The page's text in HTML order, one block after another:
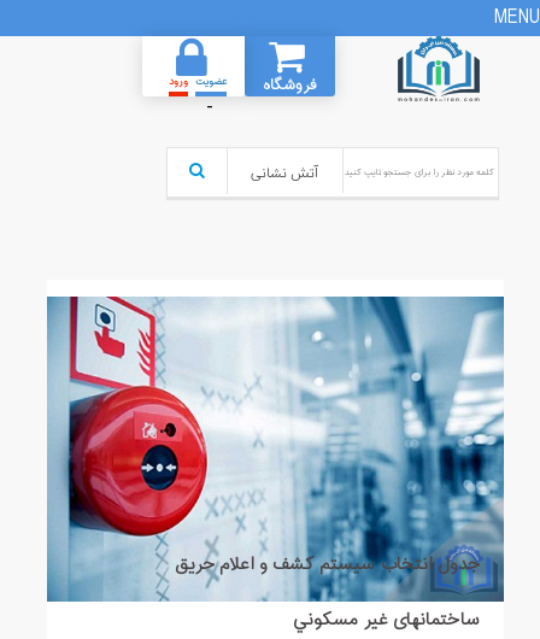
MENU
فروشگاه عضویت
-
ورود
ﺟﺪول اﻧﺘﺨﺎب سیستم ﻛﺸﻒ و اﻋﻼم ﺣﺮﯾﻖ
ﺳﺎﺧﺘﻤﺎﻧﮭﺎی ﻏﯿﺮ ﻣﺴﻜﻮﻧﻲ